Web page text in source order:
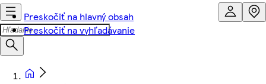
Preskočiť na hlavný obsah
Preskočiť na vyhľadávanie